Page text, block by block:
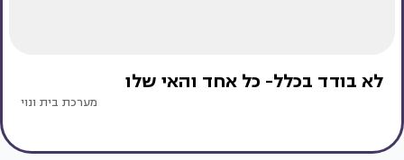
לא בודד בכלל- כל אחד והאי שלו
מערכת בית ונוי